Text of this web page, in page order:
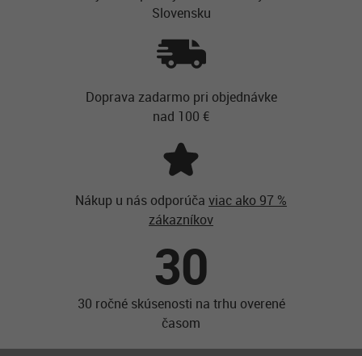
Slovensku
Doprava zadarmo pri objednávke
nad 100 €
Nákup u nás odporúča viac ako 97 %
zákazníkov
30
30 ročné skúsenosti na trhu overené
časom